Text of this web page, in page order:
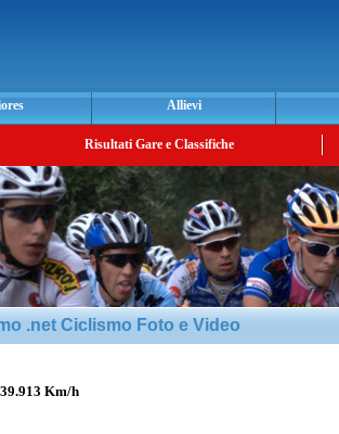
Allievi
Risultati Gare e Classifiche
.net Ciclismo Foto e Video
Km/h